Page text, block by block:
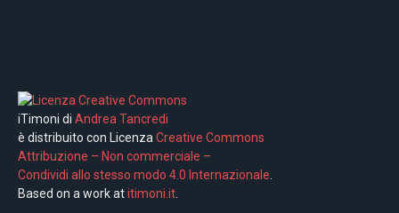
iTimoni di Andrea Tancredi
è distribuito con Licenza Creative Commons
Attribuzione – Non commerciale –
Condividi allo stesso modo 4.0 Internazionale
Based on a work atitimoni.it